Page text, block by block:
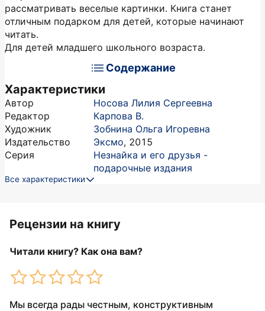
рассматривать веселые картинки. Книга станет
отличным подарком для детей, которые начинают
читать.
Для детей младшего школьного возраста.
Содержание
Характеристики
Автор
Носова Лилия Сергеевна
Редактор
Карпова В.
Художник
Зобнина Ольга Игоревна
Издательство
Эксмо, 2015
Серия
Незнайка и его друзья -
подарочные издания
Все характеристики
Рецензии на книгу
Читали книгу? Как она вам?
Мы всегда рады честным, конструктивным